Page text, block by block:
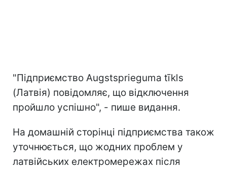
"Підприємство Augstsprieguma tīkls
(Латвія) повідомляє, що відключення
пройшло успішно", - пише видання.
На домашній сторінці підприємства також
уточнюється, що жодних проблем у
латвійських електромережах після